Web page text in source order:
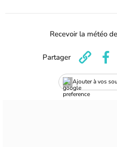
Recevoir la météo
Ajouter à vos
Partager